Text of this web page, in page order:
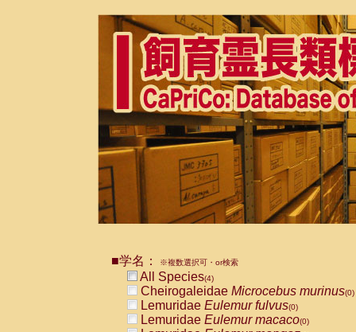
■学名： ※複数選択可・or検索
All Species(4)
Cheirogaleidae Microcebus murinus(0)
Lemuridae Eulemur fulvus(0)
Lemuridae Eulemur macaco(0)